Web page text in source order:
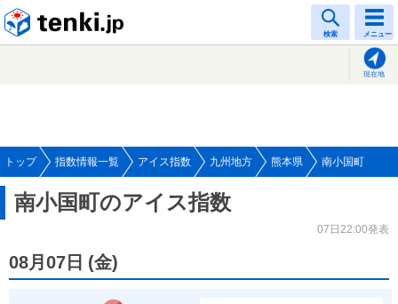
検索 メニュー
現在地
トップ 指数情報一覧 アイス指数 九州地方 熊本県 南小国町
南小国町のアイス指数
07日22:00発表
08月07日 (金)